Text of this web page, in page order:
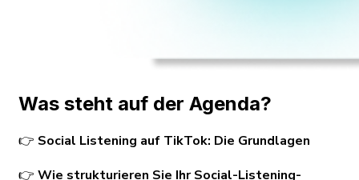
Was steht auf der Agenda?
👉 Social Listening auf TikTok: Die Grundlagen
👉 Wie strukturieren Sie Ihr Social-Listening-